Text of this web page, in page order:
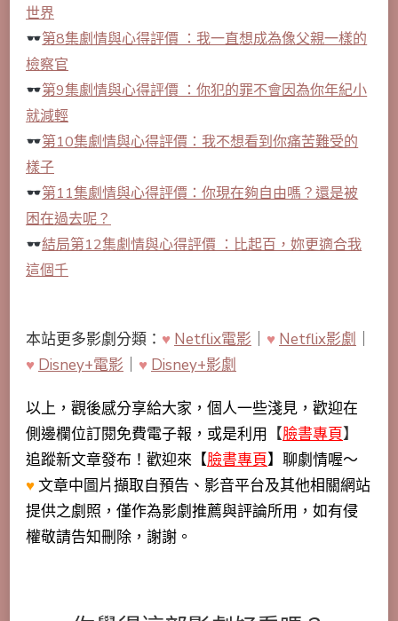
世界
第8集劇情與心得評價 ：我一直想成為像父親一樣的
檢察官
第9集劇情與心得評價 ：你犯的罪不會因為你年紀小
就減輕
第10集劇情與心得評價：我不想看到你痛苦難受的
樣子
第11集劇情與心得評價：你現在夠自由嗎？還是被
困在過去呢？
結局第12集劇情與心得評價 ：比起百，妳更適合我
這個千
本站更多影劇分類： ♥ Netflix電影 ♥ Netflix影劇
♥ Disney+電影 ♥ Disney+影劇
以上，觀後感分享給大家，個人一些淺見，歡迎在
側邊欄位訂閱免費電子報，或是利用 【臉書專頁】
追蹤新文章發布！歡迎來【臉書專頁】聊劇情喔～
♥文章中圖片擷取自預告、影音平台及其他相關網站
提供之劇照，僅作為影劇推薦與評論所用，如有侵
權敬請告知刪除，謝謝。